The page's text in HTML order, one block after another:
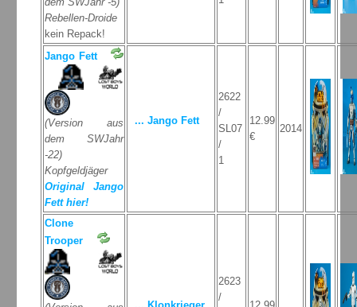
Rebellen-Droide
kein Repack!
Jango Fett
(Version aus
dem SWJahr
-22)
Kopfgeldjäger
Original Jango
Fett hier!
... Jango Fett
2622
/
SL07
/
1
12.99
€
2014
Clone
Trooper
2623
/